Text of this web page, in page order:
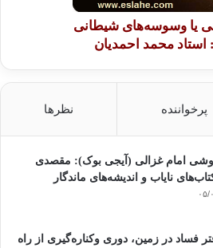
یا وسوسه‌های شیطانی
استاد محمد احمدیان
پرخواننده نظرها
امام غزالی (آیجی بوک): مقصدی
نایاب و اندیشه‌های ماندگار
۱۹
فساد در زمین‌، دوری وکناره‌گیری از راه